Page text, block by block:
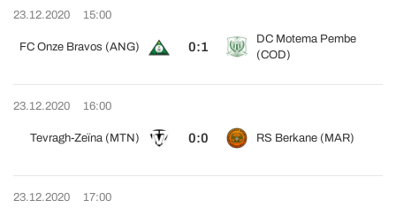
23.12.2020 15:00
FC Onze Bravos (ANG) 0:1
DC Motema Pembe
(COD)
23.12.2020 16:00
Tevragh-Zeïna (MTN) 0:0 RS Berkane (MAR)
23.12.2020 17:00